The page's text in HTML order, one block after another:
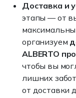
Доставка и
этапы — от
организуем
ALBERTO
чтобы вы
лишних
от доставки